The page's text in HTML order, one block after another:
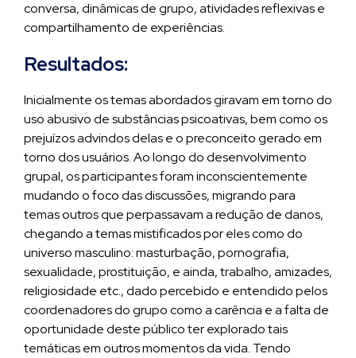
conversa, dinâmicas de grupo, atividades reflexivas e
compartilhamento de experiências.
Resultados:
Inicialmente os temas abordados giravam em torno do
uso abusivo de substâncias psicoativas, bem como os
prejuízos advindos delas e o preconceito gerado em
torno dos usuários. Ao longo do desenvolvimento
grupal, os participantes foram inconscientemente
mudando o foco das discussões, migrando para
temas outros que perpassavam a redução de danos,
chegando a temas mistificados por eles como do
universo masculino: masturbação, pornografia,
sexualidade, prostituição, e ainda, trabalho, amizades,
religiosidade etc., dado percebido e entendido pelos
coordenadores do grupo como a carência e a falta de
oportunidade deste público ter explorado tais
temáticas em outros momentos da vida. Tendo